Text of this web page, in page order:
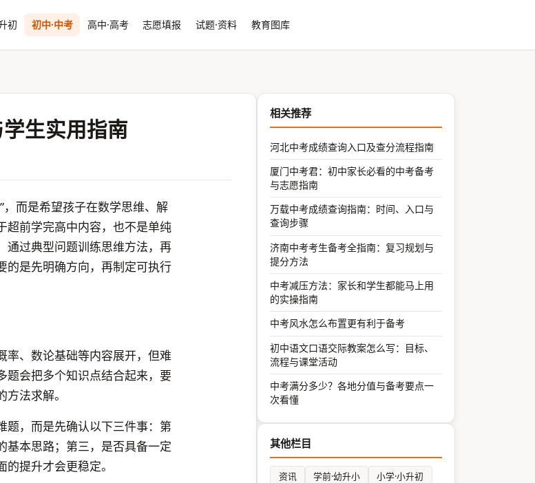
初 初中·中考 高中·高考 志愿填报 试题·资料 教育图库
生实用指南
而是希望孩子在数学思维、解
超前学完高中内容，也不是单纯
通过典型问题训练思维方法，再
的是先明确方向，再制定可执行
率、数论基础等内容展开，但难
题会把多个知识点结合起来，要
法求解。
题，而是先确认以下三件事：第
基本思路；第三，是否具备一定
提升才会更稳定。
相关推荐
河北中考成绩查询入口及查分流程指南
厦门中考君：初中家长必看的中考备考
与志愿指南
万载中考成绩查询指南：时间、入口与
查询步骤
济南中考考生备考全指南：复习规划与
提分方法
中考减压方法：家长和学生都能马上用
的实操指南
中考风水怎么布置更有利于备考
初中语文口语交际教案怎么写：目标、
流程与课堂活动
中考满分多少？各地分值与备考要点一
次看懂
其他栏目
资讯 学前·幼升小
小学·小升初